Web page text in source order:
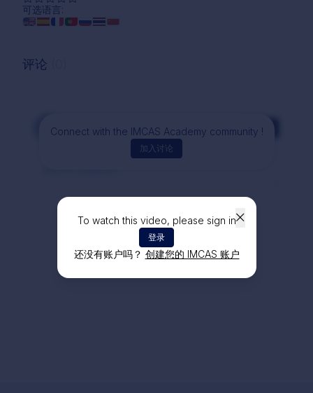
To watch this video, please sign in
登录
还没有账户吗？ 创建您的 IMCAS 账户
可选语言:
评论
Connect with the IMCAS Academy community !
加入讨论
评论